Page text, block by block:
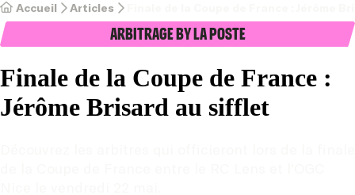
Accueil Articles
Arbitrage by La Poste
Finale de la Coupe de France :
Jérôme Brisard au sifflet